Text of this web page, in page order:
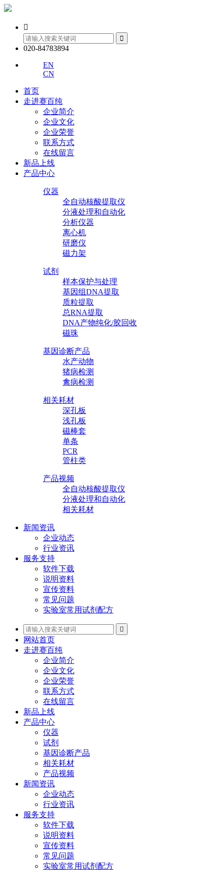


020-84783894
EN
CN
首页
走进赛百纯
企业简介
企业文化
企业荣誉
联系方式
在线留言
新品上线
产品中心
仪器
全自动核酸提取仪
分液处理和自动化
分析仪器
离心机
研磨仪
磁力架
试剂
样本保护与处理
基因组DNA提取
质粒提取
总RNA提取
DNA产物纯化/胶回收
磁珠
基因诊断产品
水产动物
猪病检测
禽病检测
相关耗材
深孔板
浅孔板
磁棒套
单条
PCR
管柱类
产品视频
全自动核酸提取仪
分液处理和自动化
相关耗材
新闻资讯
企业动态
行业资讯
服务支持
软件下载
说明资料
宣传资料
常见问题
实验室常用试剂配方

网站首页
走进赛百纯
企业简介
企业文化
企业荣誉
联系方式
在线留言
新品上线
产品中心
仪器
试剂
基因诊断产品
相关耗材
产品视频
新闻资讯
企业动态
行业资讯
服务支持
软件下载
说明资料
宣传资料
常见问题
实验室常用试剂配方